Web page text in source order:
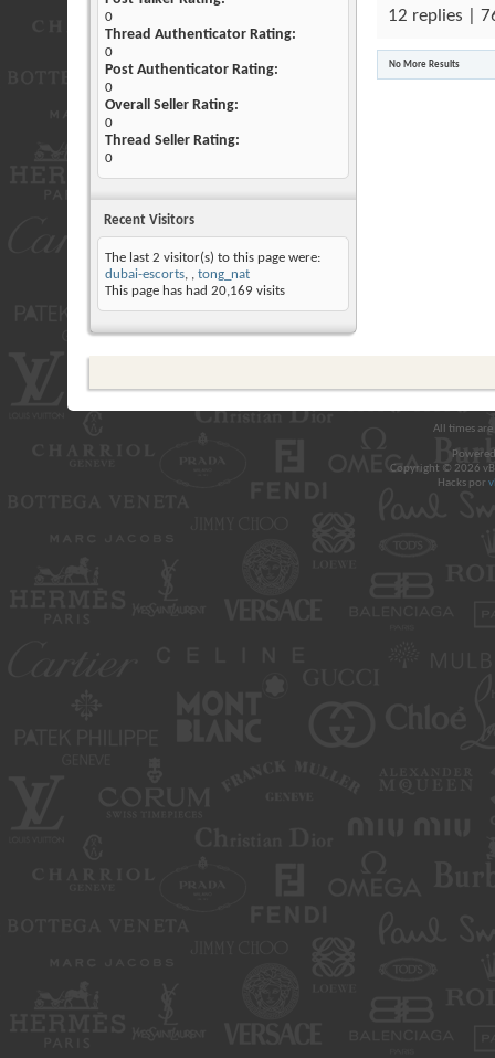
0
Thread Authenticator Rating:
0
Post Authenticator Rating:
0
Overall Seller Rating:
0
Thread Seller Rating:
0
Recent Visitors
The last 2 visitor(s) to this page were:
dubai-escorts,
tong_nat
This page has had 20,169visits
12 replies |
No More Results
All times
Copyright © 2026
Hacks por